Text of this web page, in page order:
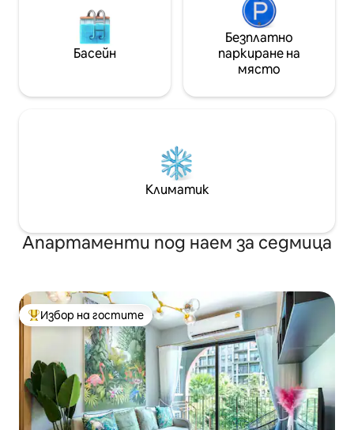
където можете да си купите
собствена храна.Къщата има изглед
към басейна. Особено подходящ за
приятели, семейство или близки
снимки на истината
Басейн
Безплатно
паркиране на
място
Климатик
Апартаменти под наем за седмица
Най-популярен избор на гостите
Избор на гостите